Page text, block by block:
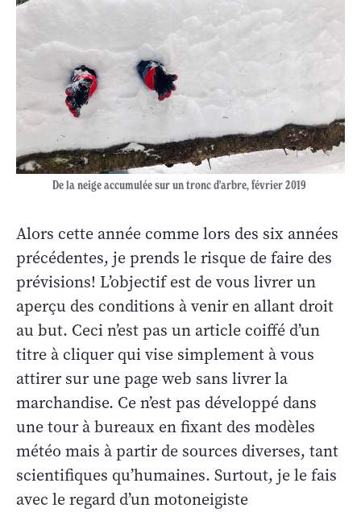
De la neige accumulée sur un tronc d'arbre, février 2019
Alors cette année comme lors des six années
précédentes, je prends le risque de faire des
prévisions! L’objectif est de vous livrer un
aperçu des conditions à venir en allant droit
au but. Ceci n’est pas un article coiffé d’un
titre à cliquer qui vise simplement à vous
attirer sur une page web sans livrer la
marchandise. Ce n’est pas développé dans
une tour à bureaux en fixant des modèles
météo mais à partir de sources diverses, tant
scientifiques qu’humaines. Surtout, je le fais
avec le regard d’un motoneigiste